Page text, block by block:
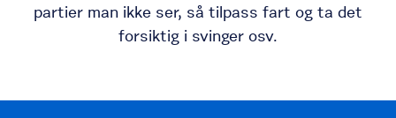
partier man ikke ser, så tilpass fart og ta det
forsiktig i svinger osv.